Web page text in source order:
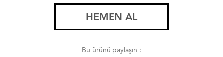
HEMEN AL
Bu ürünü paylaşın :